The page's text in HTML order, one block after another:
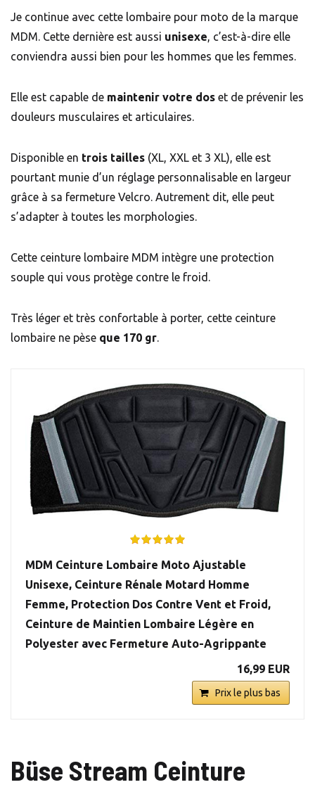
Je continue avec cette lombaire pour moto de la marque
MDM. Cette dernière est aussi unisexe, c’est-à-dire elle
conviendra aussi bien pour les hommes que les femmes.
Elle est capable de maintenir votre dos et de prévenir les
douleurs musculaires et articulaires.
Disponible en trois tailles (XL, XXL et 3 XL), elle est
pourtant munie d’un réglage personnalisable en largeur
grâce à sa fermeture Velcro. Autrement dit, elle peut
s’adapter à toutes les morphologies.
Cette ceinture lombaire MDM intègre une protection
souple qui vous protège contre le froid.
Très léger et très confortable à porter, cette ceinture
lombaire ne pèse que 170 gr.
MDM Ceinture Lombaire Moto Ajustable
Unisexe, Ceinture Rénale Motard Homme
Femme, Protection Dos Contre Vent et Froid,
Ceinture de Maintien Lombaire Légère en
Polyester avec Fermeture Auto-Agrippante
16,99 EUR
Prix le plus bas
Büse Stream Ceinture